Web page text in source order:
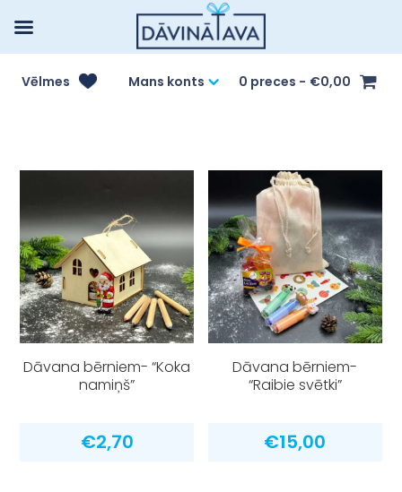
Vēlmes Mans konts 0 preces €0,00
Dāvana bērniem- “Koka
namiņš”
€2,70
Dāvana bērniem-
“Raibie svētki”
€15,00